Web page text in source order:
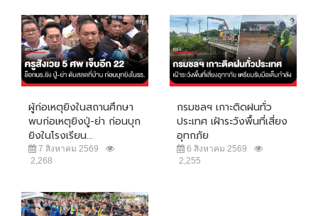
ผู้ก่อเหตุยิงในสถานศึกษา
พบก่อเหตุยิงปู่-ย่า ก่อนบุก
ยิงในโรงเรียน...
7 สิงหาคม 2569
2,268
กรมชลฯ เกาะติดฝนทั่ว
ประเทศ เฝ้าระวังพื้นที่เสี่ยง
อุทกภัย
6 สิงหาคม 2569
2,255